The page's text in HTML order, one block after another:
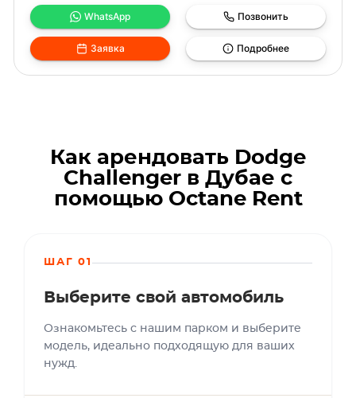
WhatsApp Позвонить
Заявка Подробнее
Как арендовать Dodge
Challenger в Дубае с
помощью Octane Rent
ШАГ 01
Выберите свой автомобиль
Ознакомьтесь с нашим парком и выберите
модель, идеально подходящую для ваших
нужд.